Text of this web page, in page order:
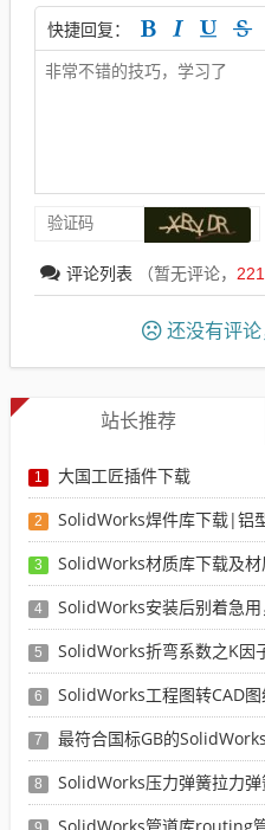
快捷回复：
评论列表 （暂无评论，
还没有评论
站长推荐
1 大国工匠插件下载
2 SolidWorks焊件库下载|铝型材
3 SolidWorks材质库下载及
4 SolidWorks安装后别着急用，这八个
5 SolidWorks折弯系数之K因
6 SolidWorks工程图转CAD图纸DWG
7 最符合国标GB的SolidWorks图
8 SolidWorks压力弹簧拉力弹簧扭